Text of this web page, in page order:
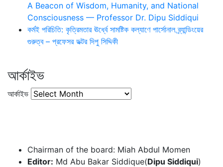
A Beacon of Wisdom, Humanity, and National
Consciousness — Professor Dr. Dipu Siddiqui
কর্মই পরিচিতি: কৃত্রিমতার ঊর্ধ্বে সামষ্টিক কল্যাণে পার্সোনাল ব্র্যান্ডিংয়ের
গুরুত্ব – প্রফেসর ডক্টর দিপু সিদ্দিকী
আর্কাইভ
আর্কাইভ
Chairman of the board: Miah Abdul Momen
Editor: Md Abu Bakar Siddique(Dipu Siddiqui)